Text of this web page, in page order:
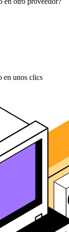
en unos clics